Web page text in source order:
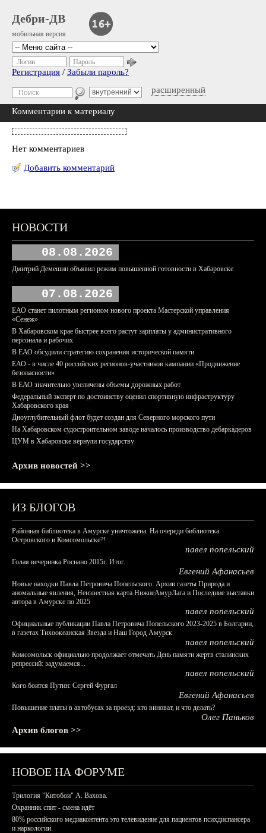
Дебри-ДВ
мобильная версия
расширенный
Логин Пароль
Регистрация / Забыли пароль?
Комментарии к материалу
Нет комментариев
Добавить комментарий
НОВОСТИ
08.08.2026
Дмитрий Демешин объявил режим повышенной готовности в Хабаровске
07.08.2026
ЕАО станет пилотным регионом нового проекта Мастерской управления
«Сенеж»
В Хабаровском крае быстрее всего растут зарплаты у административного
персонала и рабочих
В ЕАО обсудили стратегию сохранения исторической памяти
ЕАО - в числе 40 российских регионов-участников кампании «Продвижение
безопасности»
В ЕАО значительно увеличены объемы дорожных работ
Федеральный эксперт по достоинству оценил спортивную инфраструктуру
Хабаровского края
Дноуглубительный флот будет создан для Северного морского пути
На Хабаровском судостроительном заводе началось производство дебаркадеров
ЦУМ в Хабаровске вернули государству
Архив новостей >>
ИЗ БЛОГОВ
Районная библиотека в Амурске уничтожена. На очереди библиотека
Островского в Комсомольске?!
павел попельский
Голая вечеринка Роснано 2015г. Итог.
Евгений Афанасьев
Новые находки Павла Петровича Попельского: Архив газеты Природа и
аномальные явления, Неизвестная карта НижнеАмурЛага и Последние выставки
автора в Амурске по 2025
павел попельский
Официальные публикации Павла Петровича Попельского 2023-2025 в Болгарии,
в газетах Тихоокеанская Звезда и Наш Город Амурск
павел попельский
Комсомольск официально продолжает отмечать День памяти жертв сталинских
репрессий: задумаемся...
павел попельский
Кого боится Путин: Сергей Фургал
Евгений Афанасьев
Повышение платы в автобусах за проезд: кто виноват, и что делать?
Олег Паньков
Архив блогов >>
НОВОЕ НА ФОРУМЕ
Трилогия "Китобои" А. Вахова.
Охранник спит - смена идёт
80% российского медиаконтента это телевидение для пациентов психдиспансера
и наркологии.